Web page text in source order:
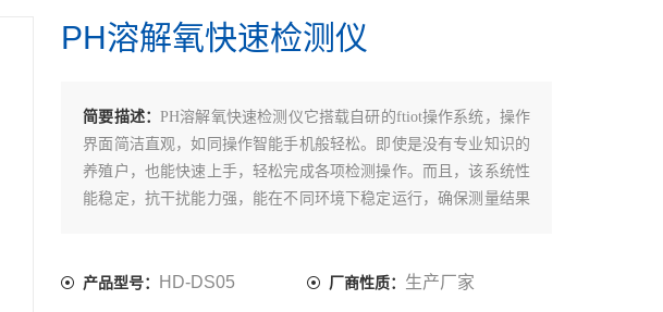
PH溶解氧快速检测仪
简要描述：PH溶解氧快速检测仪它搭载自研的ftiot操作系统，操作
界面简洁直观，如同操作智能手机般轻松。即使是没有专业知识的
养殖户，也能快速上手，轻松完成各项检测操作。而且，该系统性
能稳定，抗干扰能力强，能在不同环境下稳定运行，确保测量结果
产品型号： HD-DS05 厂商性质： 生产厂家